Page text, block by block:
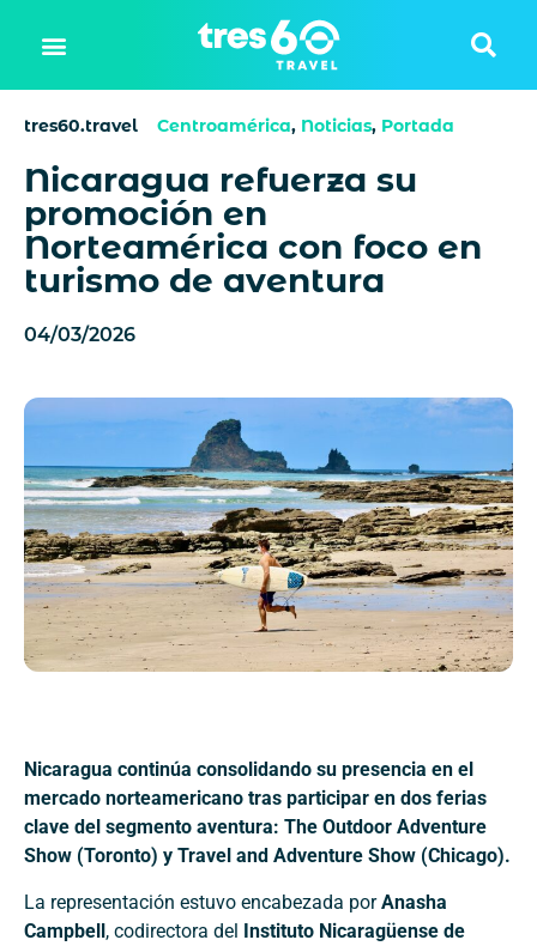
tres60.travel Centroamérica, Noticias, Portada
Nicaragua refuerza su
promoción en
Norteamérica con foco en
turismo de aventura
04/03/2026
Nicaragua continúa consolidando su presencia en el
mercado norteamericano tras participar en dos ferias
clave del segmento aventura: The Outdoor Adventure
Show (Toronto) y Travel and Adventure Show (Chicago).
La representación estuvo encabezada porAnasha
Campbell, codirectora del Instituto Nicaragüense de